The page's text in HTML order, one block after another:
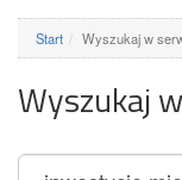
Start Wyszukaj w
Wyszukaj